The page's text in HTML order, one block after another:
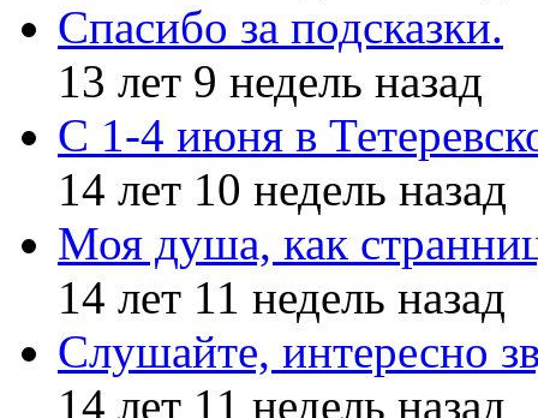
Спасибо за подсказки.
13 лет 9 недель назад
С 1-4 июня в
14 лет 10 недель назад
Моя душа, как
14 лет 11 недель назад
Слушайте, интересно
14 лет 11 недель назад